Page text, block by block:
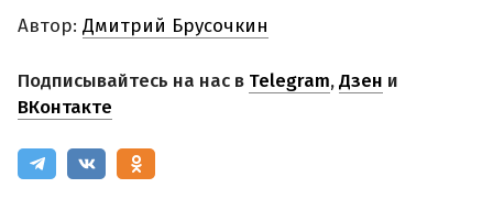
Автор: Дмитрий Брусочкин
Подписывайтесь на нас в Telegram,Дзен и
ВКонтакте